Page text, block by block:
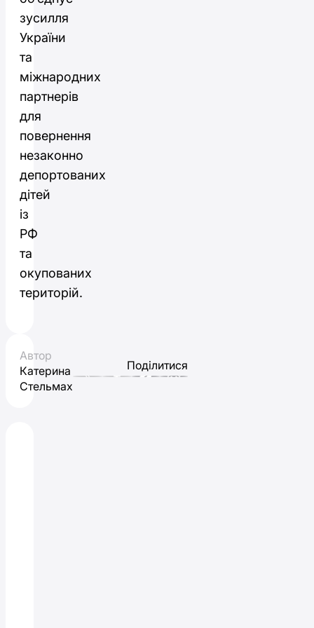
зусилля
України
та
міжнародних
партнерів
для
повернення
незаконно
депортованих
дітей
із
РФ
та
окупованих
територій.
Автор
Катерина
Стельмах
Поділитися